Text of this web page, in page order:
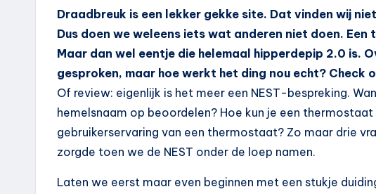
Draadbreuk is een lekker gekke site. Dat vinden wij
Dus doen we weleens iets wat anderen niet doen.
Maar dan wel eentje die helemaal hipperdepip 2.0 is.
gesproken, maar hoe werkt het ding nou echt? Check
Of review: eigenlijk is het meer een NEST-bespreking.
hemelsnaam op beoordelen? Hoe kun je een
gebruikerservaring van een thermostaat? Zo maar drie
zorgde toen we de NEST onder de loep namen.
Laten we eerst maar even beginnen met een stukje